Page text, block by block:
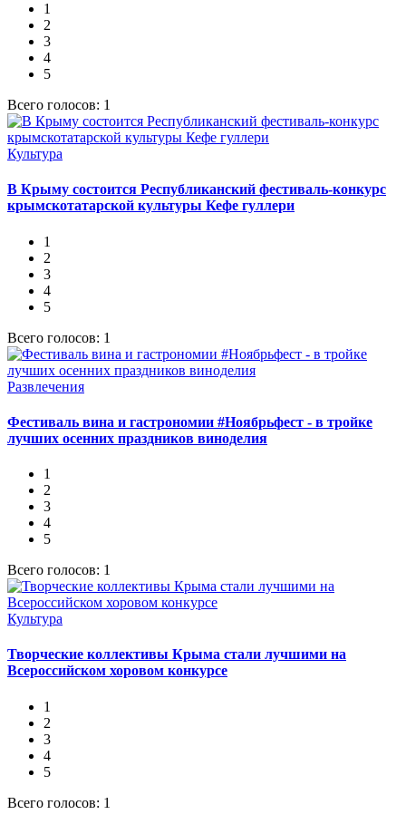
1
2
3
4
5
Всего голосов: 1
Культура
В Крыму состоится Республиканский фестиваль-конкурс
крымскотатарской культуры Кефе гуллери
1
2
3
4
5
Всего голосов: 1
Развлечения
Фестиваль вина и гастрономии #Ноябрьфест - в тройке
лучших осенних праздников виноделия
1
2
3
4
5
Всего голосов: 1
Культура
Творческие коллективы Крыма стали лучшими на
Всероссийском хоровом конкурсе
1
2
3
4
5
Всего голосов: 1